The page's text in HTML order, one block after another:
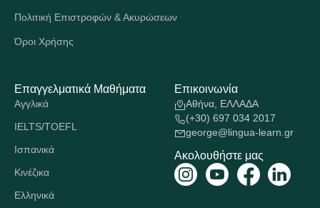
Πολιτική Επιστροφών & Ακυρώσεων
Όροι Χρήσης
Επαγγελματικά Μαθήματα
Αγγλικά
IELTS/TOEFL
Ισπανικά
Κινέζικα
Ελληνικά
Επικοινωνία
Αθήνα, ΕΛΛΑΔΑ
(+30) 697 034 2017
george@lingua-learn.gr
Ακολουθήστε μας